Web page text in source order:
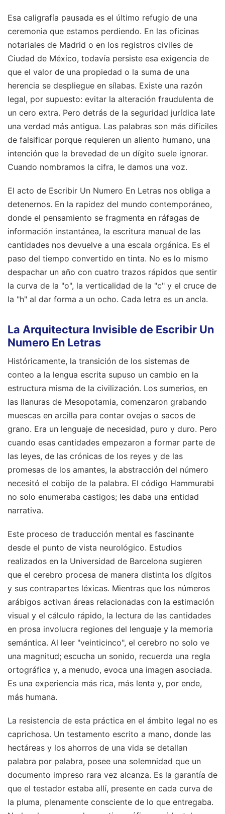
Esa caligrafía pausada es el último refugio de una
ceremonia que estamos perdiendo. En las oficinas
notariales de Madrid o en los registros civiles de
Ciudad de México, todavía persiste esa exigencia de
que el valor de una propiedad o la suma de una
herencia se despliegue en sílabas. Existe una razón
legal, por supuesto: evitar la alteración fraudulenta de
un cero extra. Pero detrás de la seguridad jurídica late
una verdad más antigua. Las palabras son más difíciles
de falsificar porque requieren un aliento humano, una
intención que la brevedad de un dígito suele ignorar.
Cuando nombramos la cifra, le damos una voz.
El acto de Escribir Un Numero En Letras nos obliga a
detenernos. En la rapidez del mundo contemporáneo,
donde el pensamiento se fragmenta en ráfagas de
información instantánea, la escritura manual de las
cantidades nos devuelve a una escala orgánica. Es el
paso del tiempo convertido en tinta. No es lo mismo
despachar un año con cuatro trazos rápidos que sentir
la curva de la "o", la verticalidad de la "c" y el cruce de
la "h" al dar forma a un ocho. Cada letra es un ancla.
La Arquitectura Invisible de Escribir Un
Numero En Letras
Históricamente, la transición de los sistemas de
conteo a la lengua escrita supuso un cambio en la
estructura misma de la civilización. Los sumerios, en
las llanuras de Mesopotamia, comenzaron grabando
muescas en arcilla para contar ovejas o sacos de
grano. Era un lenguaje de necesidad, puro y duro. Pero
cuando esas cantidades empezaron a formar parte de
las leyes, de las crónicas de los reyes y de las
promesas de los amantes, la abstracción del número
necesitó el cobijo de la palabra. El código Hammurabi
no solo enumeraba castigos; les daba una entidad
narrativa.
Este proceso de traducción mental es fascinante
desde el punto de vista neurológico. Estudios
realizados en la Universidad de Barcelona sugieren
que el cerebro procesa de manera distinta los dígitos
y sus contrapartes léxicas. Mientras que los números
arábigos activan áreas relacionadas con la estimación
visual y el cálculo rápido, la lectura de las cantidades
en prosa involucra regiones del lenguaje y la memoria
semántica. Al leer "veinticinco", el cerebro no solo ve
una magnitud; escucha un sonido, recuerda una regla
ortográfica y, a menudo, evoca una imagen asociada.
Es una experiencia más rica, más lenta y, por ende,
más humana.
La resistencia de esta práctica en el ámbito legal no es
caprichosa. Un testamento escrito a mano, donde las
hectáreas y los ahorros de una vida se detallan
palabra por palabra, posee una solemnidad que un
documento impreso rara vez alcanza. Es la garantía de
que el testador estaba allí, presente en cada curva de
la pluma, plenamente consciente de lo que entregaba.